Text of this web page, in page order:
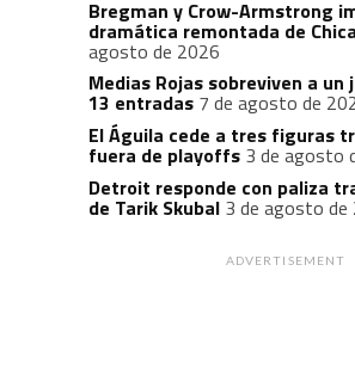
Bregman y Crow-Armstrong
dramática remontada de
agosto de 2026
Medias Rojas sobreviven a un
13 entradas 7 de agosto de
El Águila cede a tres figuras
fuera de playoffs 3 de agosto
Detroit responde con paliza
de Tarik Skubal 3 de agosto de
ADVERTISEMENT